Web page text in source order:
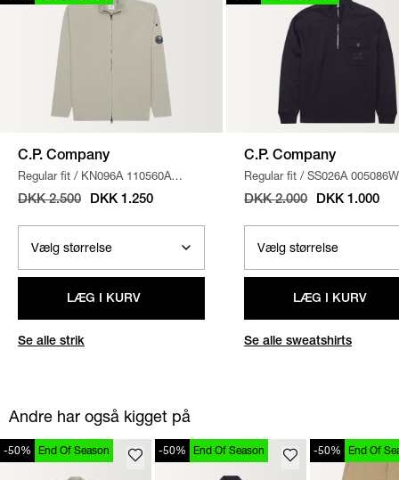
C.P. Company
Regular fit / KN096A 110560A
STRIK / SAND
DKK 2.500 DKK 1.250
LÆG I KURV
Se alle strik
C.P. Company
Regular fit / SS026A 005086W
SWEATSHIRT
/ NAVY
DKK 2.000 DKK 1.000
LÆG I KURV
Se alle sweatshirts
Andre har også kigget på
-50% End Of Season -50% End Of Season -50% End Of